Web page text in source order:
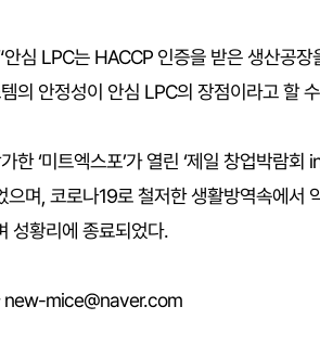
심 LPC는 HACCP 인증을 받은 생산공
의 안정성이 안심 LPC의 장점이라고 할
한 ‘미트엑스포’가 열린 ‘제일 창업박람
으며, 코로나19로 철저한 생활방역속에
성황리에 종료되었다.
new-mice@naver.com